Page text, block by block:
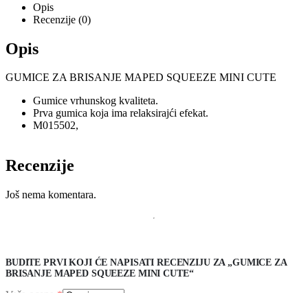
Opis
Recenzije (0)
Opis
GUMICE ZA BRISANJE MAPED SQUEEZE MINI CUTE
Gumice vrhunskog kvaliteta.
Prva gumica koja ima relaksirajći efekat.
M015502,
Recenzije
Još nema komentara.
BUDITE PRVI KOJI ĆE NAPISATI RECENZIJU ZA „GUMICE ZA
BRISANJE MAPED SQUEEZE MINI CUTE“